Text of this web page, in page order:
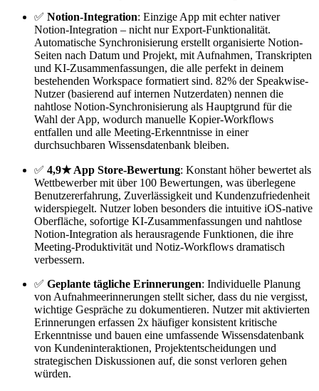
✅ Notion-Integration: Einzige App mit echter nativer
Notion-Integration – nicht nur Export-Funktionalität.
Automatische Synchronisierung erstellt organisierte Notion-
Seiten nach Datum und Projekt, mit Aufnahmen, Transkripten
und KI-Zusammenfassungen, die alle perfekt in deinem
bestehenden Workspace formatiert sind. 82% der Speakwise-
Nutzer (basierend auf internen Nutzerdaten) nennen die
nahtlose Notion-Synchronisierung als Hauptgrund für die
Wahl der App, wodurch manuelle Kopier-Workflows
entfallen und alle Meeting-Erkenntnisse in einer
durchsuchbaren Wissensdatenbank bleiben.
✅ 4,9★ App Store-Bewertung: Konstant höher bewertet als
Wettbewerber mit über 100 Bewertungen, was überlegene
Benutzererfahrung, Zuverlässigkeit und Kundenzufriedenheit
widerspiegelt. Nutzer loben besonders die intuitive iOS-native
Oberfläche, sofortige KI-Zusammenfassungen und nahtlose
Notion-Integration als herausragende Funktionen, die ihre
Meeting-Produktivität und Notiz-Workflows dramatisch
verbessern.
✅ Geplante tägliche Erinnerungen: Individuelle Planung
von Aufnahmeerinnerungen stellt sicher, dass du nie vergisst,
wichtige Gespräche zu dokumentieren. Nutzer mit aktivierten
Erinnerungen erfassen 2x häufiger konsistent kritische
Erkenntnisse und bauen eine umfassende Wissensdatenbank
von Kundeninteraktionen, Projektentscheidungen und
strategischen Diskussionen auf, die sonst verloren gehen
würden.